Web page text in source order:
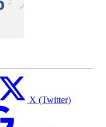
X (Twitter)